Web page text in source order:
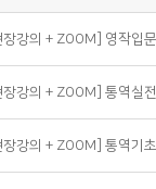
장강의 + ZOOM] 영작입
장강의 + ZOOM] 통역실
장강의 + ZOOM] 통역기